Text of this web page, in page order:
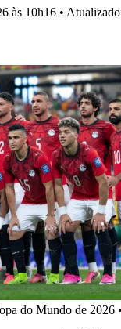
às 10h16 • Atualizado
do Mundo de 2026 •